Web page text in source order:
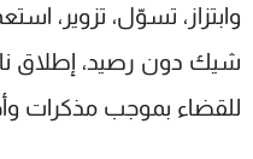
وابتزاز، تسوّل، تزوير،
للقضاء بموجب مذكرات